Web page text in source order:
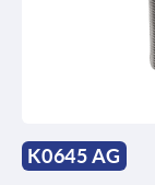
K0645 AG